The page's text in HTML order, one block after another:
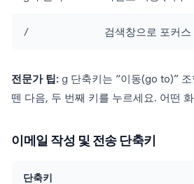
/ 검색창으로 포커스
전문가 팁: g 단축키는 “이동(go to)”
뗀 다음, 두 번째 키를 누르세요. 어떤
이메일 작성 및 전송 단축키
단축키